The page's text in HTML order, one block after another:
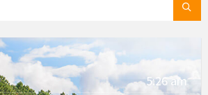
5:26 am